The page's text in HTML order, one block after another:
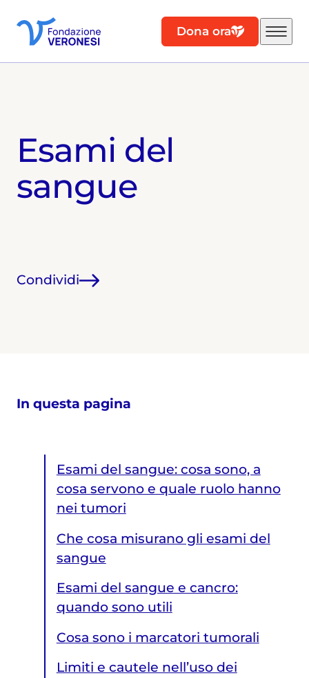
Dona ora
Esami del
sangue
Condividi
In questa pagina
Esami del sangue: cosa sono, a
cosa servono e quale ruolo hanno
nei tumori
Che cosa misurano gli esami del
sangue
Esami del sangue e cancro:
quando sono utili
Cosa sono i marcatori tumorali
Limiti e cautele nell’uso dei